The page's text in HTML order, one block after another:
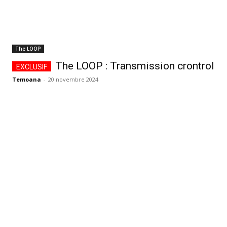
The LOOP
The LOOP : Transmission crontrol
Temoana - 20 novembre 2024